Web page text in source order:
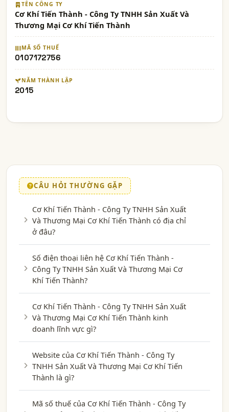
TÊN CÔNG TY
Cơ Khí Tiến Thành - Công Ty TNHH Sản Xuất Và
Thương Mại Cơ Khí Tiến Thành
MÃ SỐ THUẾ
0107172756
NĂM THÀNH LẬP
2015
CÂU HỎI THƯỜNG GẶP
Cơ Khí Tiến Thành - Công Ty TNHH Sản Xuất
Và Thương Mại Cơ Khí Tiến Thành có địa chỉ
ở đâu?
Số điện thoại liên hệ Cơ Khí Tiến Thành -
Công Ty TNHH Sản Xuất Và Thương Mại Cơ
Khí Tiến Thành?
Cơ Khí Tiến Thành - Công Ty TNHH Sản Xuất
Và Thương Mại Cơ Khí Tiến Thành kinh
doanh lĩnh vực gì?
Website của Cơ Khí Tiến Thành - Công Ty
TNHH Sản Xuất Và Thương Mại Cơ Khí Tiến
Thành là gì?
Mã số thuế của Cơ Khí Tiến Thành - Công Ty